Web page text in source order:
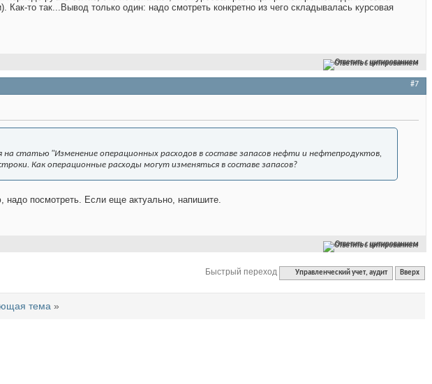
то так...Вывод только один: надо смотреть конкретно из чего складывалась курсовая
Ответить с цитированием
#7
на статью "Изменение операционных расходов в составе запасов нефти и нефтепродуктов,
Как операционные расходы могут изменяться в составе запасов?
надо посмотреть. Если еще актуально, напишите.
Ответить с цитированием
Быстрый переход Управленческий учет, аудит Вверх
тема »